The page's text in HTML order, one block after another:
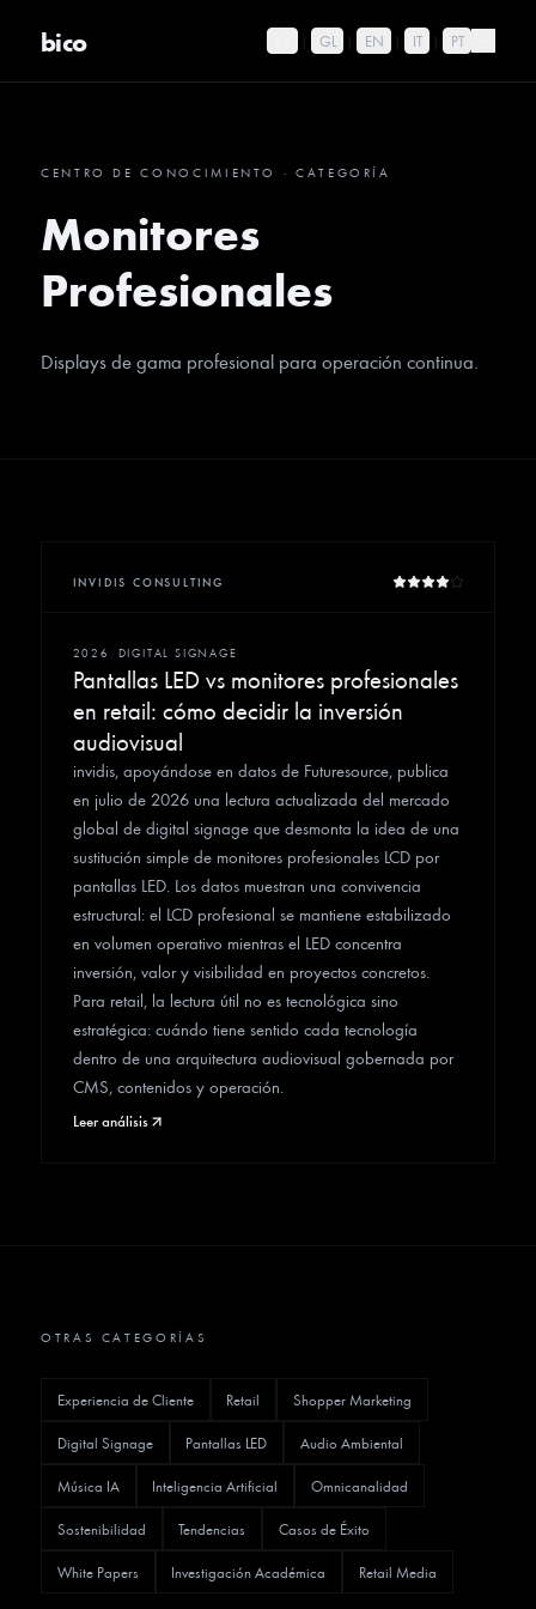
bico GL EN IT PT
CENTRO DE CONOCIMIENTO ·CATEGORÍA
Monitores
Profesionales
Displays de gama profesional para operación continua.
INVIDIS CONSULTING
2026 DIGITAL SIGNAGE
Pantallas LED vs monitores profesionales
en retail: cómo decidir la inversión
audiovisual
invidis, apoyándose en datos de Futuresource, publica
en julio de 2026 una lectura actualizada del mercado
global de digital signage que desmonta la idea de una
sustitución simple de monitores profesionales LCD por
pantallas LED. Los datos muestran una convivencia
estructural: el LCD profesional se mantiene estabilizado
en volumen operativo mientras el LED concentra
inversión, valor y visibilidad en proyectos concretos.
Para retail, la lectura útil no es tecnológica sino
estratégica: cuándo tiene sentido cada tecnología
dentro de una arquitectura audiovisual gobernada por
CMS, contenidos y operación.
Leer análisis
OTRAS CATEGORÍAS
Experiencia de Cliente Retail Shopper Marketing
Digital Signage Pantallas LED Audio Ambiental
Música IA Inteligencia Artificial Omnicanalidad
Sostenibilidad Tendencias Casos de Éxito
White Papers Investigación Académica Retail Media